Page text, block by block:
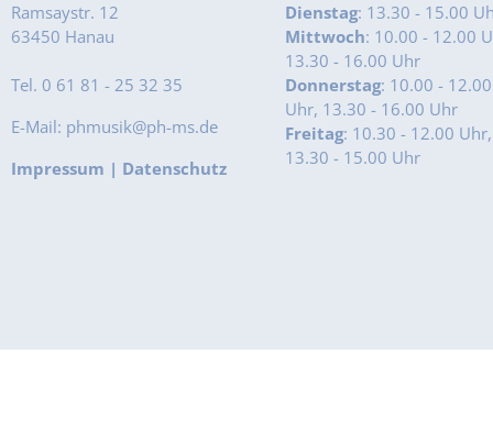
Ramsaystr. 12
63450 Hanau
Tel. 0 61 81 - 25 32 35
E-Mail: phmusik@ph-ms.de
Impressum | Datenschutz
Dienstag: 13.30 - 15.00
Mittwoch: 10.00 - 12.00
13.30 - 16.00 Uhr
Donnerstag: 10.00 - 12.00
Uhr, 13.30 - 16.00 Uhr
Freitag: 10.30 - 12.00 Uhr,
13.30 - 15.00 Uhr